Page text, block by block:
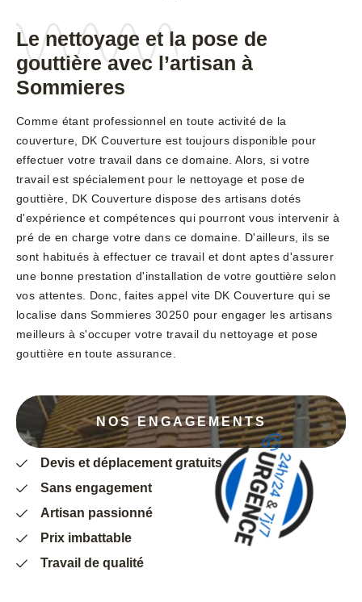
Le nettoyage et la pose de
gouttière avec l’artisan à
Sommieres
Comme étant professionnel en toute activité de la
couverture, DK Couverture est toujours disponible pour
effectuer votre travail dans ce domaine. Alors, si votre
travail est spécialement pour le nettoyage et pose de
gouttière, DK Couverture dispose des artisans dotés
d'expérience et compétences qui pourront vous intervenir à
pré de en charge votre dans ce domaine. D'ailleurs, ils se
sont habitués à effectuer ce travail et dont aptes d'assurer
une bonne prestation d'installation de votre gouttière selon
vos attentes. Donc, faites appel vite DK Couverture qui se
localise dans Sommieres 30250 pour engager les artisans
meilleurs à s'occuper votre travail du nettoyage et pose
gouttière en toute assurance.
NOS ENGAGEMENTS
Devis et déplacement gratuits
Sans engagement
Artisan passionné
Prix imbattable
Travail de qualité